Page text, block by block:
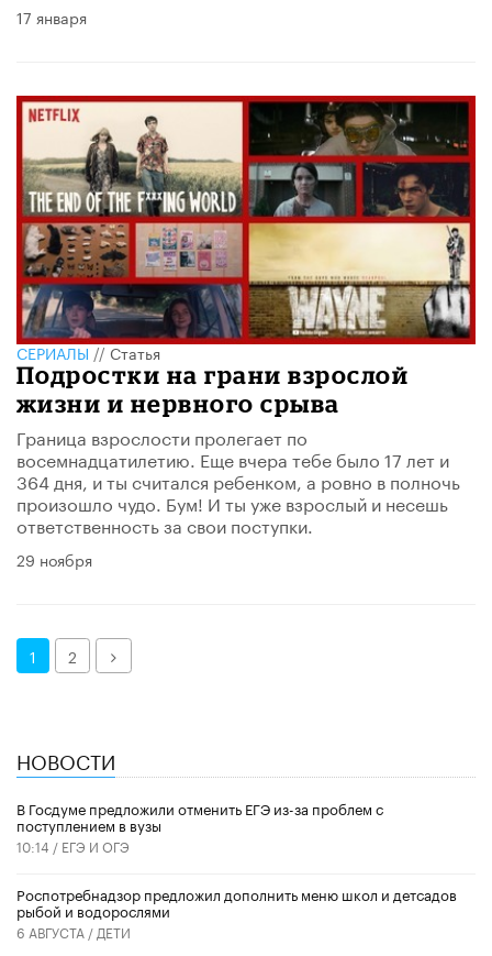
17 января
СЕРИАЛЫ//Статья
Подростки на грани взрослой
жизни и нервного срыва
Граница взрослости пролегает по
восемнадцатилетию. Еще вчера тебе было 17 лет и
364 дня, и ты считался ребенком, а ровно в полночь
произошло чудо. Бум! И ты уже взрослый и несешь
ответственность за свои поступки.
29 ноября
1 2 Далее
НОВОСТИ
В Госдуме предложили отменить ЕГЭ из-за проблем с
поступлением в вузы
10:14 / ЕГЭ И ОГЭ
Роспотребнадзор предложил дополнить меню школ и детсадов
рыбой и водорослями
6 АВГУСТА / ДЕТИ